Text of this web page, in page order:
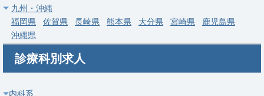
給与
常勤
【埼玉県川口市】呼吸器内科｜週4日可・東川口駅徒歩4分・年
収1,200万円～1,600万円
九州・沖縄
福岡県
佐賀県 長崎県 熊本県 大分県 宮崎県
鹿児島県
沖縄県
診療科別求人
内科系